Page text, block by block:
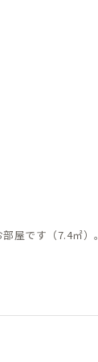
屋です（7.4㎡）。